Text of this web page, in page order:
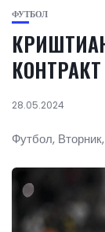
ФУТБОЛ
28.05.2024
Футбол,